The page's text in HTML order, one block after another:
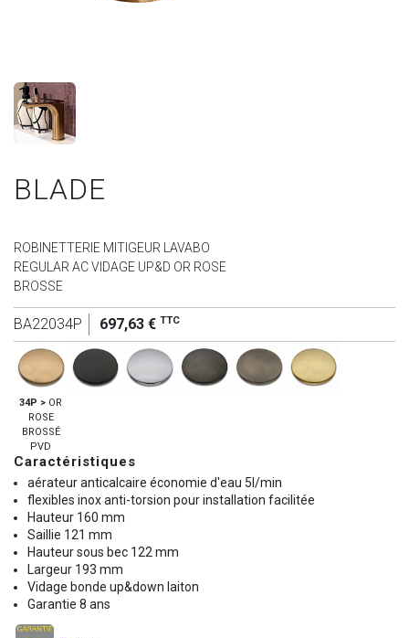
BLADE
ROBINETTERIE MITIGEUR LAVABO
REGULAR AC VIDAGE UP&D OR ROSE
BROSSE
BA22034P 697,63 € TTC
34P > OR
ROSE
BROSSÉ
PVD
Caractéristiques
aérateur anticalcaire économie d'eau 5l/min
flexibles inox anti-torsion pour installation facilitée
Hauteur 160 mm
Saillie 121 mm
Hauteur sous bec 122 mm
Largeur 193 mm
Vidage bonde up&down laiton
Garantie 8 ans